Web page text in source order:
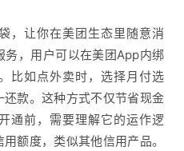
，让你在美团生态里随意消
务，用户可以在美团App内绑
比如点外卖时，选择月付选
款。这种方式不仅节省现金
通前，需要理解它的运作逻
额度，类似其他信用产品。